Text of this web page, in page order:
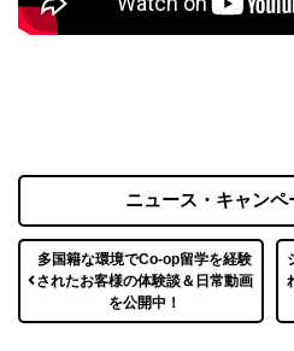
多国籍な環境でCo-op留学を経験
されたお客様の体験談＆日常動画
を公開中！
ニュース・キャンペ